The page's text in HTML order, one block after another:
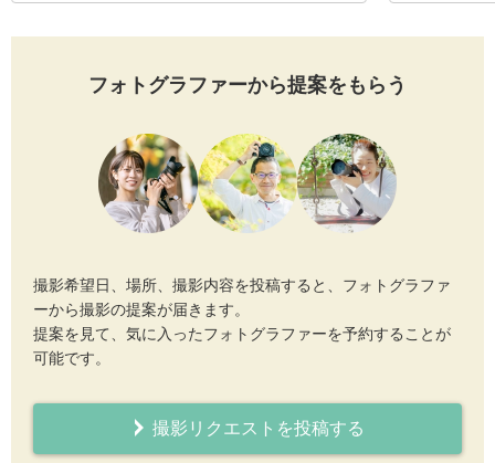
フォトグラファーから提案をもらう
撮影希望日、場所、撮影内容を投稿すると、フォトグラファ
ーから撮影の提案が届きます。
提案を見て、気に入ったフォトグラファーを予約することが
可能です。
撮影リクエストを投稿する